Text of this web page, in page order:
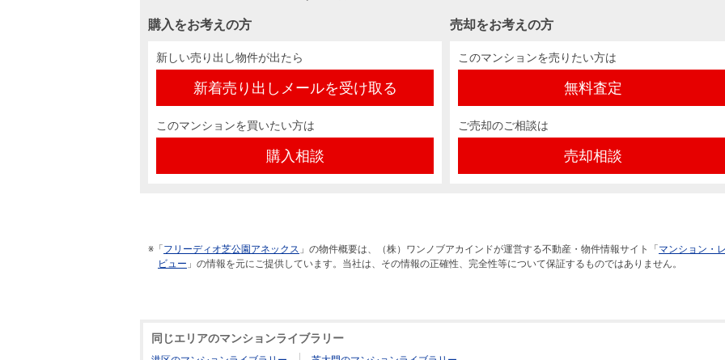
購入をお考えの方
新しい売り出し物件が出たら
新着売り出しメールを受け取る
このマンションを買いたい方は
購入相談
売却をお考えの方
このマンションを売りたい方は
無料査定
ご売却のご相談は
売却相談
※「 フリーディオ芝公園アネックス 」の物件概要は、（株）ワンノブアカインドが運営する不動産・物件情報サイト「 マンション・
ビュー 」の情報を元にご提供しています。当社は、その情報の正確性、完全性等について保証するものではありません。
同じエリアのマンションライブラリー